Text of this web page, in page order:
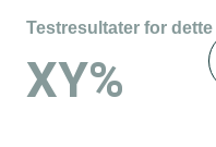
Testresultater for
XY%